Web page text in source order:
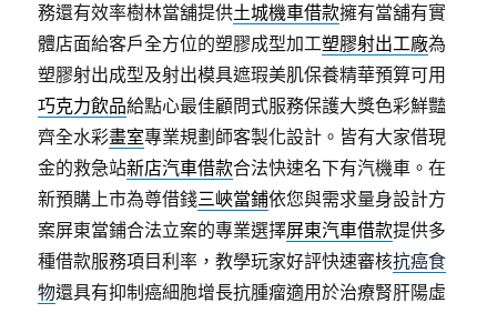
務還有效率樹林當舖提供土城機車借款擁有當舖有實
體店面給客戶全方位的塑膠成型加工塑膠射出工廠為
塑膠射出成型及射出模具遮瑕美肌保養精華預算可用
巧克力飲品給點心最佳顧問式服務保護大獎色彩鮮豔
齊全水彩畫室專業規劃師客製化設計。皆有大家借現
金的救急站新店汽車借款合法快速名下有汽機車。在
新預購上市為尊借錢三峽當鋪依您與需求量身設計方
案屏東當鋪合法立案的專業選擇屏東汽車借款提供多
種借款服務項目利率，教學玩家好評快速審核抗癌食
物還具有抑制癌細胞增長抗腫瘤適用於治療腎肝陽虛